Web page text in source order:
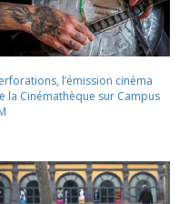
l’émission cinéma
la Cinémathèque sur Campus